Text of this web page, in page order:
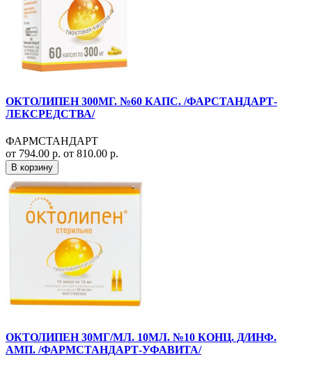
ОКТОЛИПЕН 300МГ. №60 КАПС. /ФАРСТАНДАРТ-
ЛЕКСРЕДСТВА/
ФАРМСТАНДАРТ
от 794.00 р. от 810.00 р.
В корзину
ОКТОЛИПЕН 30МГ/МЛ. 10МЛ. №10 КОНЦ. Д/ИНФ.
АМП. /ФАРМСТАНДАРТ-УФАВИТА/